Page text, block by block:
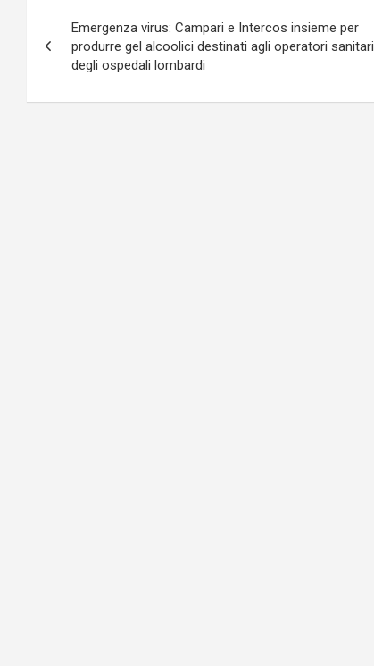
articoli
Emergenza virus: Campari e Intercos insieme per
produrre gel alcoolici destinati agli operatori sanitari
degli ospedali lombardi